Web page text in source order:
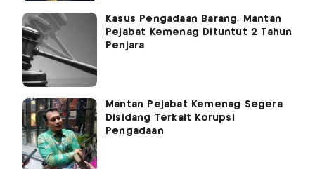
Kasus Pengadaan Barang, Mantan
Pejabat Kemenag Dituntut 2 Tahun
Penjara
Mantan Pejabat Kemenag Segera
Disidang Terkait Korupsi
Pengadaan